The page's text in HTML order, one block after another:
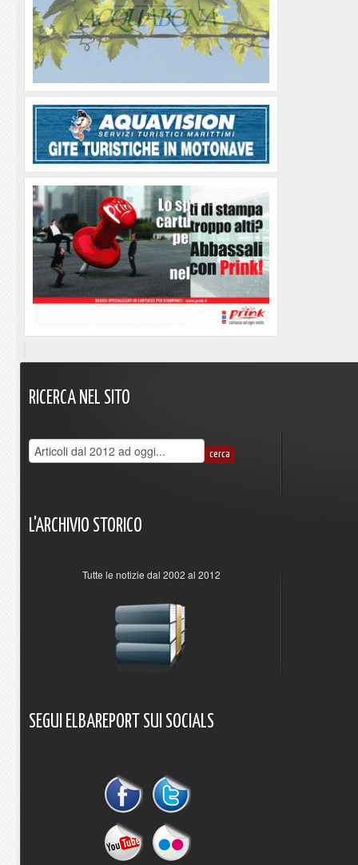
RICERCA NEL SITO
L'ARCHIVIO STORICO
Tutte le notizie dal 2002 al 2012
SEGUI ELBAREPORT SUI SOCIALS